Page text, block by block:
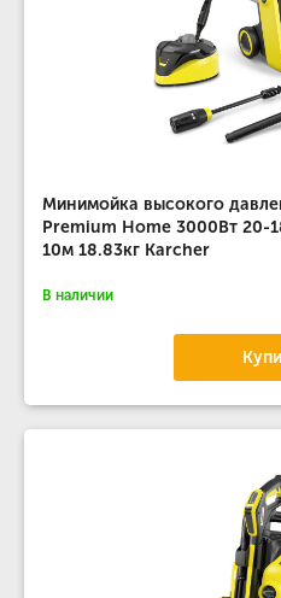
Минимойка высокого
Premium Home 3000Вт 20-
10м 18.83кг Karcher
В наличии